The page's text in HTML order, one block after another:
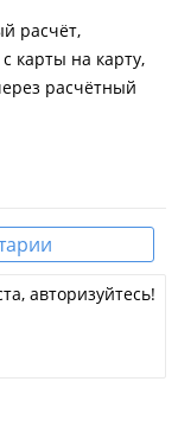
расчёт
карты на карту
расчётный
авторизуйтесь!